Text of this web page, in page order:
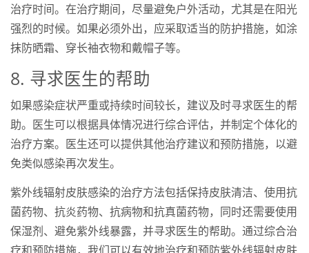
治疗时间。在治疗期间，尽量避免户外活动，尤其是在阳光
强烈的时候。如果必须外出，应采取适当的防护措施，如涂
抹防晒霜、穿长袖衣物和戴帽子等。
8. 寻求医生的帮助
如果感染症状严重或持续时间较长，建议及时寻求医生的帮
助。医生可以根据具体情况进行综合评估，并制定个体化的
治疗方案。医生还可以提供其他治疗建议和预防措施，以避
免类似感染再次发生。
紫外线辐射皮肤感染的治疗方法包括保持皮肤清洁、使用抗
菌药物、抗炎药物、抗病物和抗真菌药物，同时还需要使用
保湿剂、避免紫外线暴露，并寻求医生的帮助。通过综合治